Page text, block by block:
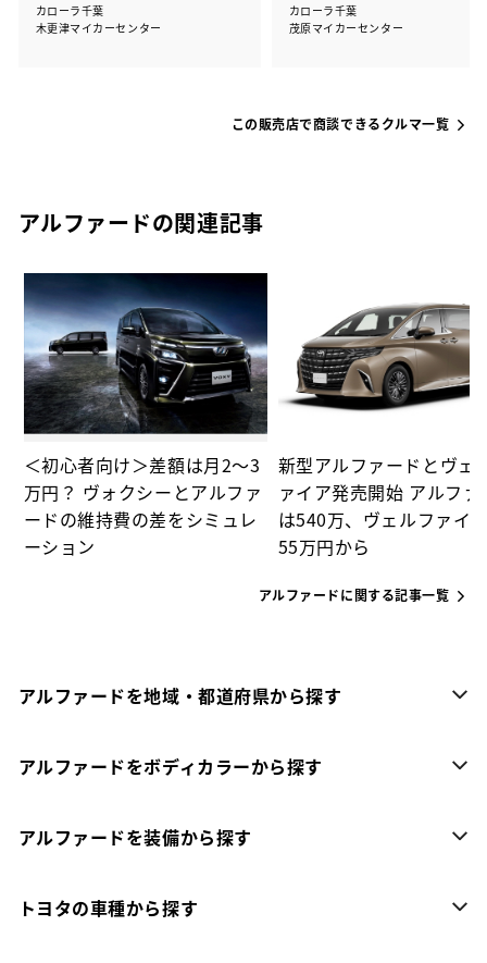
カローラ千葉
木更津マイカーセンター
カローラ千葉
茂原マイカーセンター
この販売店で商談できるクルマ一覧
アルファードの関連記事
＜初心者向け＞差額は月2～3
万円？ ヴォクシーとアルファ
ードの維持費の差をシミュレ
ーション
新型アルファードとヴェ
ァイア発売開始 アルファ
は540万、ヴェルファイ
55万円から
アルファードに関する記事一覧
アルファードを地域・都道府県から探す
アルファードをボディカラーから探す
アルファードを装備から探す
トヨタの車種から探す